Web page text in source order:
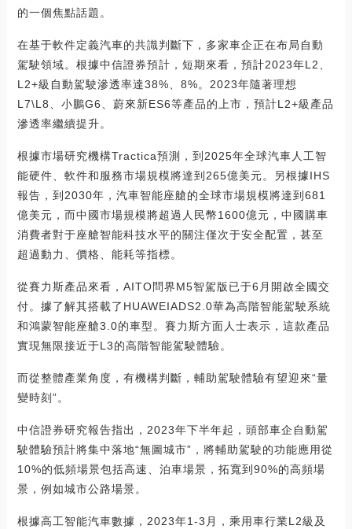
的一個焦點話題。
在基于軟件定義汽車的共識判斷下，多家車企正在布局自動
駕駛領域。根據中信證券預計，短期來看，預計2023年L2、
L2+級自動駕駛滲透率達38%、8%。2023年隨著理想
L7\L8、小鵬G6、蔚來新ES6等產品的上市，預計L2+級產品
滲透率繼續提升。
根據市場研究機構Tractica預測，到2025年全球汽車人工智
能硬件、軟件和服務市場規模將達到265億美元。另根據IHS
報告，到2030年，汽車智能座艙的全球市場規模將達到681
億美元，而中國市場規模將超過人民幣1600億元，中國購車
消費者對于座艙智能科技水平的關注僅次于安全配置，甚至
超過動力、價格、能耗等指標。
從賽力斯產品來看，AITO問界M5智駕版已于6月開啟全國交
付。據了解其搭載了HUAWEIADS2.0華為高階智能駕駛系統
和鴻蒙智能座艙3.0的車型。賽力斯方面人士表示，這款產品
實現無限接近于L3的高階智能駕駛體驗。
而從整體產業角度，有機構判斷，輔助駕駛體驗有望迎來“量
變時刻”。
中信證券研究報告指出，2023年下半年起，頭部車企自動駕
駛體驗預計將集中落地“無圖城市”，將輔助駕駛的功能應用從
10%的低頻場景包括高速、泊車場景，拓寬到90%的高頻場
景，例如城市公路場景。
根據高工智能汽車數據，2023年1-3月，乘用車行業L2級及